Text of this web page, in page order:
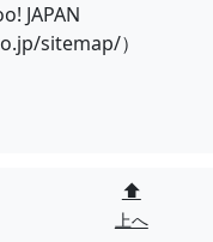
JAPAN
sitemap/）
⬆️
上へ